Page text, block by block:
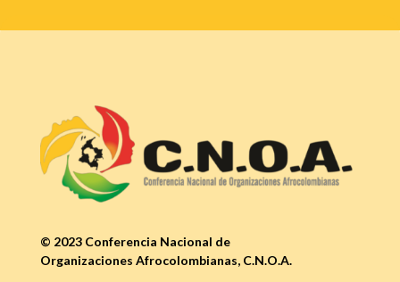
© 2023 Conferencia Nacional de
Organizaciones Afrocolombianas, C.N.O.A.